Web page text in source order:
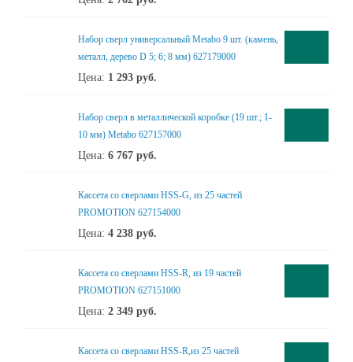
Набор сверл универсальный Metabo 9 шт. (камень,
металл, дерево D 5; 6; 8 мм) 627179000
Цена: 1 293 руб.
Набор сверл в металлической коробке (19 шт.; 1-
10 мм) Metabo 627157000
Цена: 6 767 руб.
Кассета со сверлами HSS-G, из 25 частей
PROMOTION 627154000
Цена: 4 238 руб.
Кассета со сверлами HSS-R, из 19 частей
PROMOTION 627151000
Цена: 2 349 руб.
Кассета со сверлами HSS-R,из 25 частей